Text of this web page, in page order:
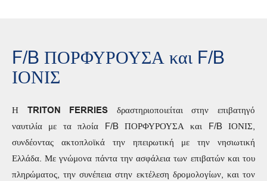
F/B ΠΟΡΦΥΡΟΥΣΑ και F/B
ΙΟΝΙΣ
Η TRITON FERRIES δραστηριοποιείται στην επιβατηγό
ναυτιλία με τα πλοία F/B ΠΟΡΦΥΡΟΥΣΑ και F/B ΙΟΝΙΣ,
συνδέοντας ακτοπλοϊκά την ηπειρωτική με την νησιωτική
Ελλάδα. Με γνώμονα πάντα την ασφάλεια των επιβατών και του
πληρώματος, την συνέπεια στην εκτέλεση δρομολογίων, και τον